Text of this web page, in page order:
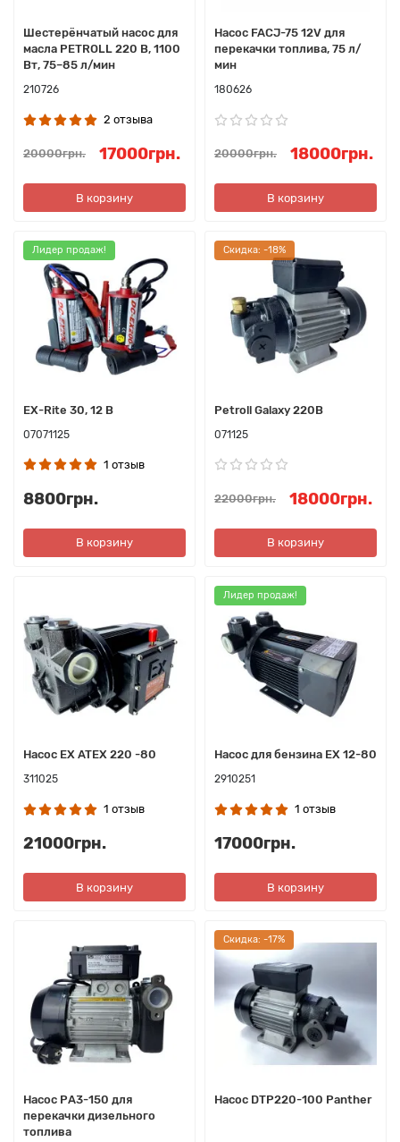
Шестерёнчатый насос для
масла PETROLL 220 В, 1100
Вт, 75–85 л/мин
210726
2 отзыва
20000грн. 17000грн.
В корзину
Насос FACJ-75 12V для
перекачки топлива, 75 л/
мин
180626
20000грн. 18000грн.
В корзину
Лидер продаж!
ЕХ-Rite 30, 12 В
07071125
1 отзыв
8800грн.
В корзину
Cкидка: -18%
Petroll Galaxy 220В
071125
22000грн. 18000грн.
В корзину
Насос ЕХ ATEX 220 -80
311025
1 отзыв
21000грн.
В корзину
Лидер продаж!
Насос для бензина ЕХ 12-80
2910251
1 отзыв
17000грн.
В корзину
Насос РА3-150 для
перекачки дизельного
топлива
Cкидка: -17%
Насос DTP220-100 Panther